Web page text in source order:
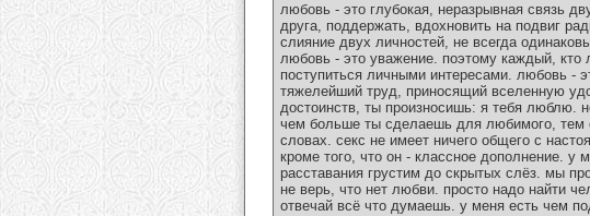
любовь - это глубокая, неразрывная связь
друга, поддержать, вдохновить на подвиг
слияние двух личностей, не всегда
любовь - это уважение. поэтому каждый, кто
поступиться личными интересами. любовь -
тяжелейший труд, приносящий вселенную
достоинств, ты произносишь: я тебя люблю.
чем больше ты сделаешь для любимого, тем
словах. секс не имеет ничего общего с
кроме того, что он - классное дополнение.
расставания грустим до скрытых слёз. мы
не верь, что нет любви. просто надо найти
отвечай всё что думаешь. у меня есть чем